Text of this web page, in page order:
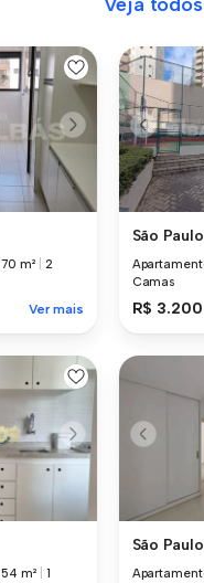
|70 m²
2
Ver mais
São Paulo
Camas
R$ 3.200
|54 m²
1
São Paulo